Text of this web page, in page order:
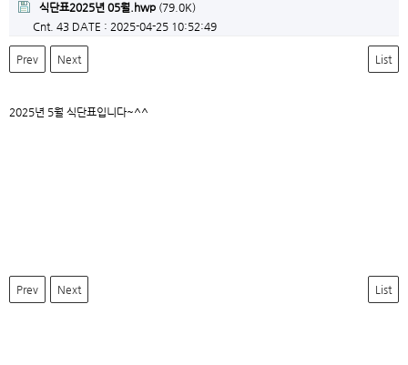
식단표2025년 05월.hwp (79.0K)
Cnt. 43 DATE : 2025-04-25 10:52:49
Prev Next List
2025년 5월 식단표입니다~^^
Prev Next List